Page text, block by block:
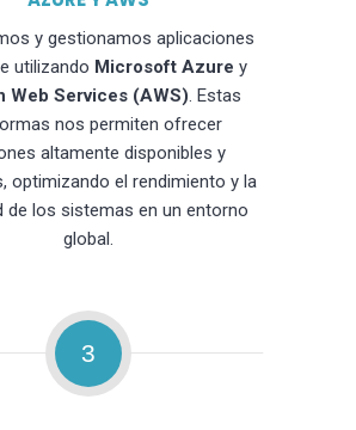
y gestionamos aplicaciones
utilizando Microsoft Azure y
Web Services (AWS). Estas
nos permiten ofrecer
altamente disponibles y
optimizando el rendimiento y la
de los sistemas en un entorno
global.
3